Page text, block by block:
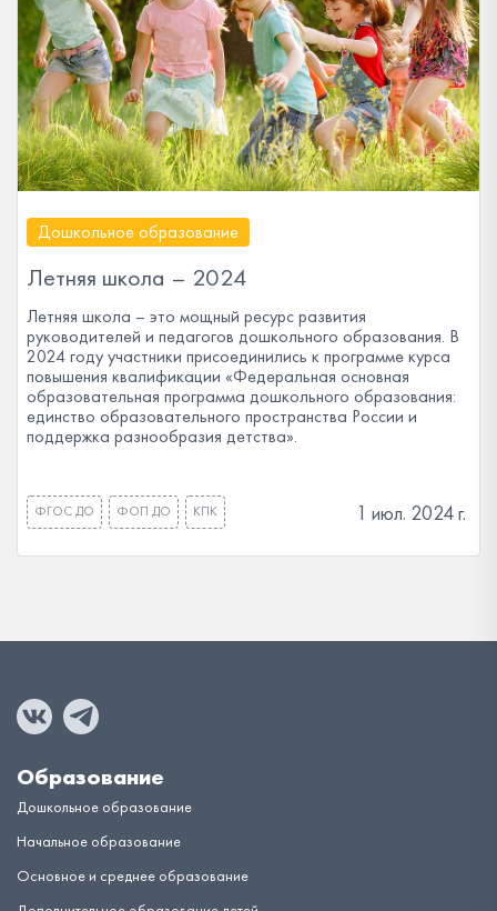
Дошкольное образование
Летняя школа – 2024
Летняя школа – это мощный ресурс развития
руководителей и педагогов дошкольного образования. В
2024 году участники присоединились к программе курса
повышения квалификации «Федеральная основная
образовательная программа дошкольного образования:
единство образовательного пространства России и
поддержка разнообразия детства».
ФГОС ДО ФОП ДО КПК 1 июл. 2024 г.
Образование
Дошкольное образование
Начальное образование
Основное и среднее образование